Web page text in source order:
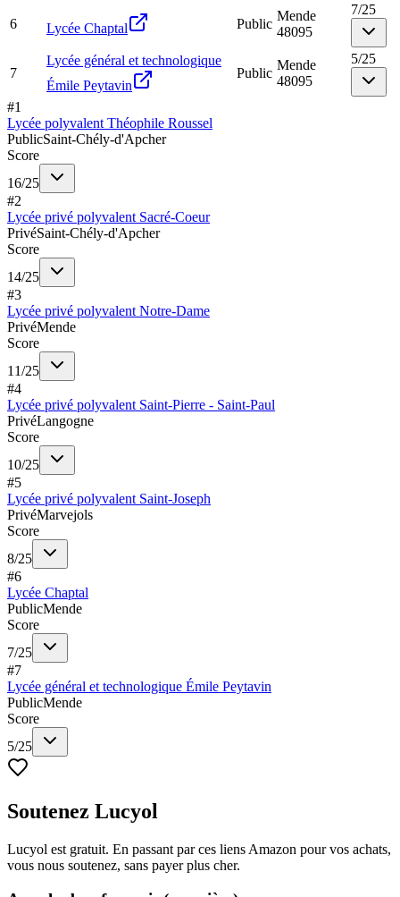
6 Lycée Chaptal Public
Mende
48095
7/25
7
Lycée général et technologique
Émile Peytavin
Public
Mende
48095
5/25
#1
Lycée polyvalent Théophile Roussel
PublicSaint-Chély-d'Apcher
Score
16/25
#2
Lycée privé polyvalent Sacré-Coeur
PrivéSaint-Chély-d'Apcher
Score
14/25
#3
Lycée privé polyvalent Notre-Dame
PrivéMende
Score
11/25
#4
Lycée privé polyvalent Saint-Pierre - Saint-Paul
PrivéLangogne
Score
10/25
#5
Lycée privé polyvalent Saint-Joseph
PrivéMarvejols
Score
8/25
#6
Lycée Chaptal
PublicMende
Score
7/25
#7
Lycée général et technologique Émile Peytavin
PublicMende
Score
5/25
Soutenez Lucyol
Lucyol est gratuit. En passant par ces liens Amazon pour vos achats,
vous nous soutenez, sans payer plus cher.